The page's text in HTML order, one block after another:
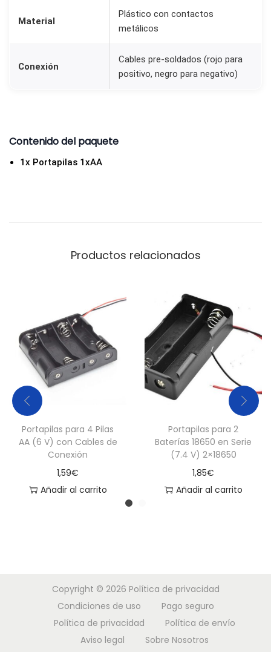
Material
Plástico con contactos
metálicos
Conexión
Cables pre-soldados (rojo para
positivo, negro para negativo)
Contenido del paquete
1x Portapilas 1xAA
Productos relacionados
Portapilas para 4 Pilas
AA (6 V) con Cables de
Conexión
1,59€
Añadir al carrito
Portapilas para 2
Baterías 18650 en Serie
(7.4 V) 2×18650
1,85€
Añadir al carrito
Copyright © 2026 Política de privacidad
Condiciones de uso
Pago seguro
Política de privacidad
Política de envío
Aviso legal
Sobre Nosotros